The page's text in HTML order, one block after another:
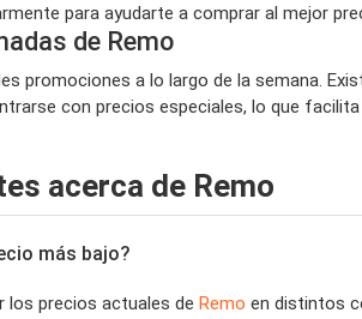
para ayudarte a comprar al mejor
de Remo
promociones a lo largo de la semana.
con precios especiales, lo que
acerca de Remo
más bajo?
los precios actuales de Remo en distintos